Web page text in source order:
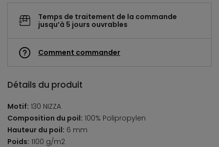
Temps de traitement de la commande
jusqu’à 5 jours ouvrables
Comment commander
Détails du produit
Motif: 130 NIZZA
Composition du poil: 100% Polipropylen
Hauteur du poil: 6 mm
Poids: 1100 g/m2